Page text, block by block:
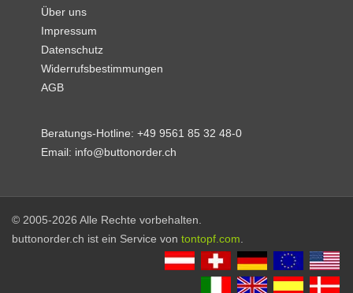
Über uns
Impressum
Datenschutz
Widerrufsbestimmungen
AGB
Beratungs-Hotline:+49 9561 85 32 48-0
Email: info@buttonorder.ch
© 2005-2026 Alle Rechte vorbehalten.
buttonorder.ch ist ein Service von tontopf.com